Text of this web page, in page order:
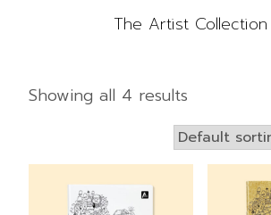
The Artist Collection
Showing all 4 results